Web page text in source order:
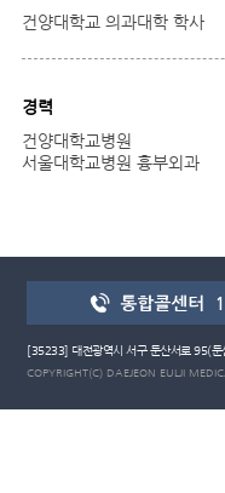
건양대학교 의과대학 학사
경력
건양대학교병원
서울대학교병원 흉부외과
[35233] 대전광역시 서구 둔산서로
COPYRIGHT(C) DAEJEON EULJI